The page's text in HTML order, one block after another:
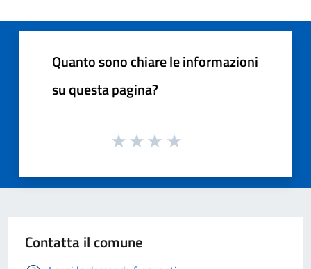
Quanto sono chiare le informazioni
su questa pagina?
Contatta il comune